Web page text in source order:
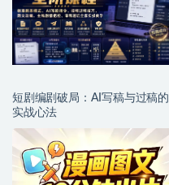
短剧编剧破局：AI写稿与过稿的
实战心法